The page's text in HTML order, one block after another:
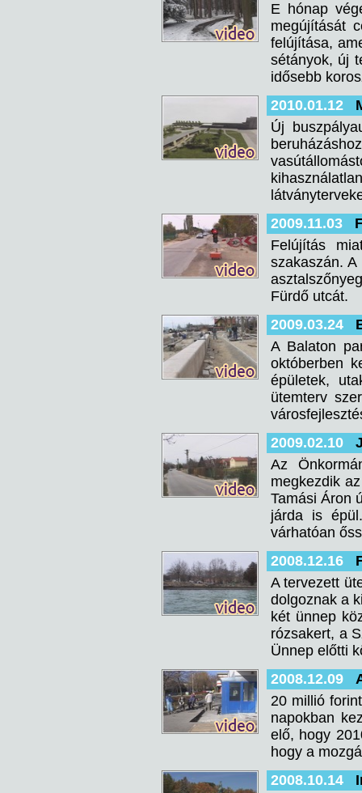
E hónap
megújítását
felújítása,
sétányok, új
idősebb
2010.01.12
Új
2009.11.03
Felújítás
szakaszán.
Fürdő utcát.
2009.03.24
A Balaton
októberben
épületek,
ütemterv
2009.02.10
Az
megkezdik
Tamási Áron
járda is
várhatóan
2008.12.16
A tervezett
dolgoznak a
két ünnep
rózsakert, a
Ünnep előtti
2008.12.09
20 millió
napokban
elő, hogy
hogy a
2008.10.14